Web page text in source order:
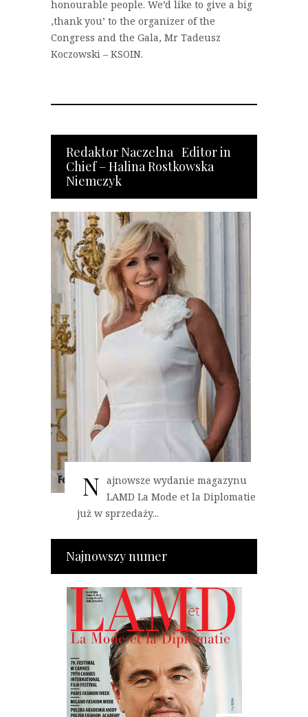
honourable people. We’d like to give a big
‚thank you’ to the organizer of the
Congress and the Gala, Mr Tadeusz
Koczowski – KSOIN.
Redaktor Naczelna Editor in
Chief – Halina Rostkowska
Niemczyk
N ajnowsze wydanie magazynu
LAMD La Mode et la Diplomatie
już w sprzedaży...
Najnowszy numer